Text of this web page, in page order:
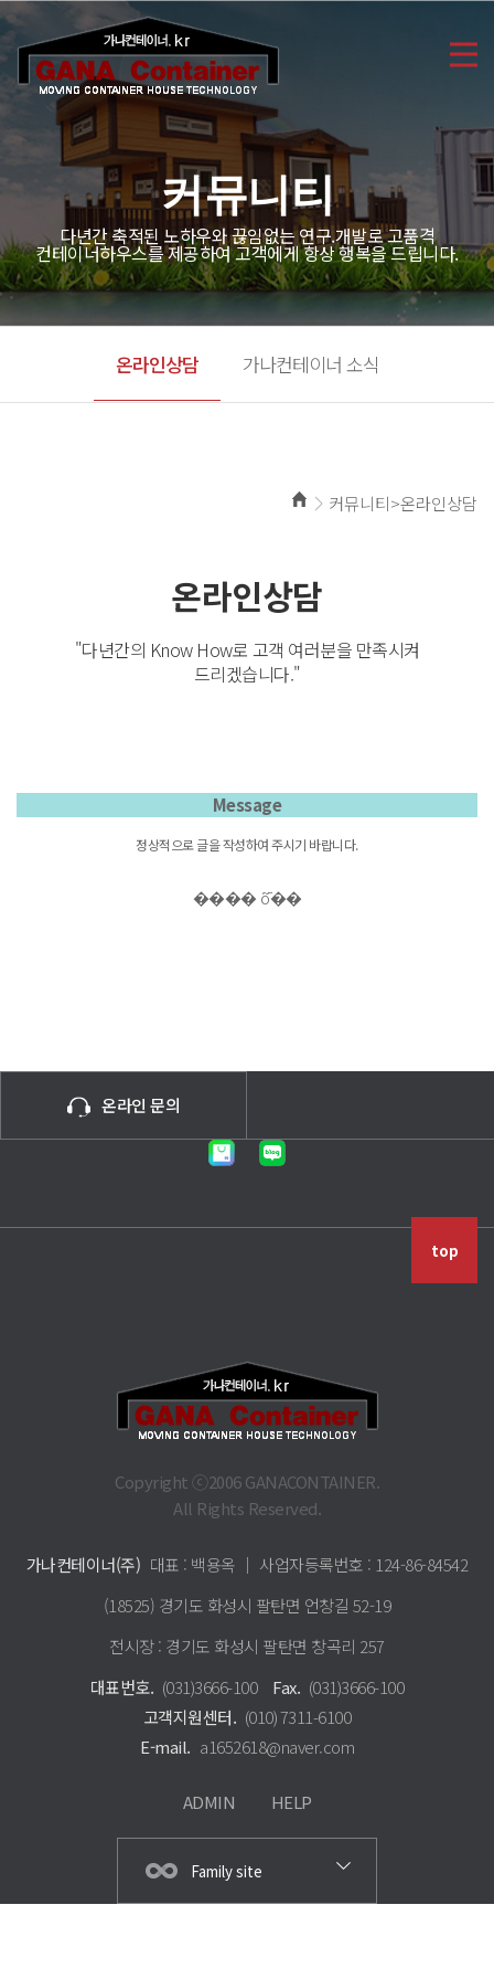
커뮤니티
다년간 축적된 노하우와 끊임없는 연구.개발로 고품격
컨테이너하우스를 제공하여 고객에게 항상 행복을 드립니다.
온라인상담 가나컨테이너 소식
커뮤니티>온라인상담
온라인상담
"다년간의 Know How로 고객 여러분을 만족시켜
드리겠습니다."
Message
정상적으로 글을 작성하여 주시기 바랍니다.
���� ȭ��
온라인 문의
top
Copyright ⓒ2006 GANACONTAINER.
All Rights Reserved.
가나컨테이너(주) 대표 : 백용옥 │ 사업자등록번호 : 124-86-84542
(18525) 경기도 화성시 팔탄면 언창길 52-19
전시장 : 경기도 화성시 팔탄면 창곡리 257
대표번호. (031)3666-100 Fax. (031)3666-100
고객지원센터. (010) 7311-6100
E-mail. a1652618@naver.com
ADMIN HELP
Family site